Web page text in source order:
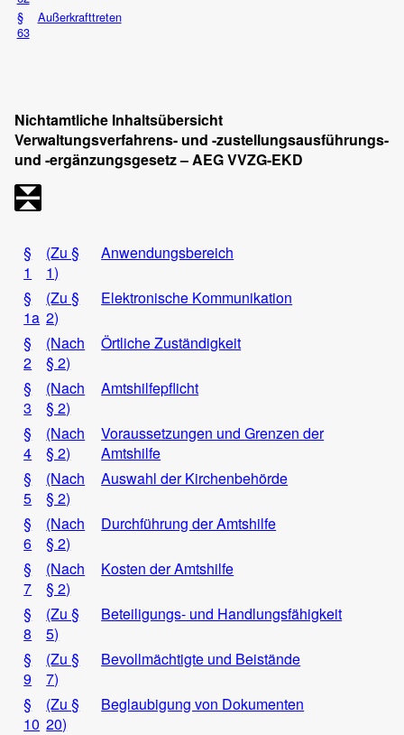
§
63
Außerkrafttreten
Nichtamtliche Inhaltsübersicht
Verwaltungsverfahrens- und -zustellungsausführungs-
und -ergänzungsgesetz – AEG VVZG-EKD
§
1
(Zu §
1)
Anwendungsbereich
§
1a
(Zu §
2)
Elektronische Kommunikation
§
2
(Nach
§ 2)
Örtliche Zuständigkeit
§
3
(Nach
§ 2)
Amtshilfepflicht
§
4
(Nach
§ 2)
Voraussetzungen und Grenzen der
Amtshilfe
§
5
(Nach
§ 2)
Auswahl der Kirchenbehörde
§
6
(Nach
§ 2)
Durchführung der Amtshilfe
§
7
(Nach
§ 2)
Kosten der Amtshilfe
§
8
(Zu §
5)
Beteiligungs- und Handlungsfähigkeit
§
9
(Zu §
7)
Bevollmächtigte und Beistände
§
10
(Zu §
20)
Beglaubigung von Dokumenten